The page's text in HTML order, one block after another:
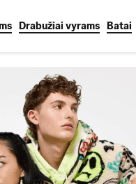
Drabužiai vyrams Batai